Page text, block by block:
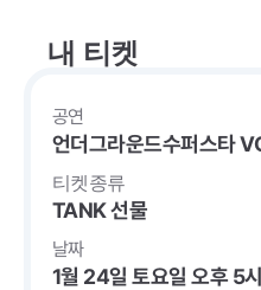
내 티켓
공연
언더그라운드수퍼스타
티켓종류
TANK 선물
날짜
1월 24일 토요일 오후 5시